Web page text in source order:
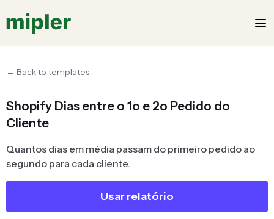
← Back to templates
Shopify Dias entre o 1o e 2o Pedido do
Cliente
Quantos dias em média passam do primeiro pedido ao
segundo para cada cliente.
Usar relatório